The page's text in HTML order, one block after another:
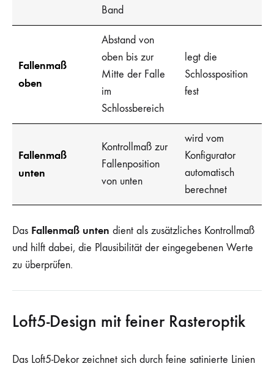
Band
Fallenmaß
oben
Abstand von
oben bis zur
Mitte der Falle
im
Schlossbereich
legt die
Schlossposition
fest
Fallenmaß
unten
Kontrollmaß zur
Fallenposition
von unten
wird vom
Konfigurator
automatisch
berechnet
Das Fallenmaß unten dient als zusätzliches Kontrollmaß
und hilft dabei, die Plausibilität der eingegebenen Werte
zu überprüfen.
Loft5-Design mit feiner Rasteroptik
Das Loft5-Dekor zeichnet sich durch feine satinierte Linien